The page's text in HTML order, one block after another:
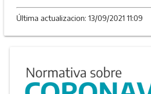
Última actualizacion: 13/09/2021 11:09